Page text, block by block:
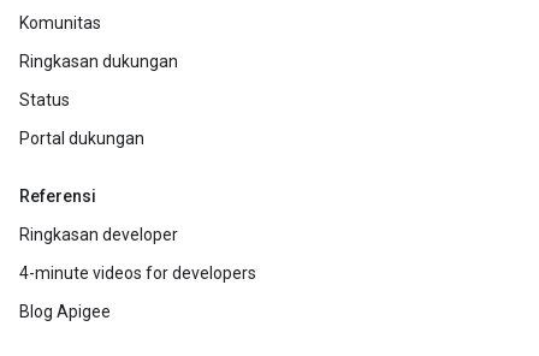
Komunitas
Ringkasan dukungan
Status
Portal dukungan
Referensi
Ringkasan developer
4-minute videos for developers
Blog Apigee